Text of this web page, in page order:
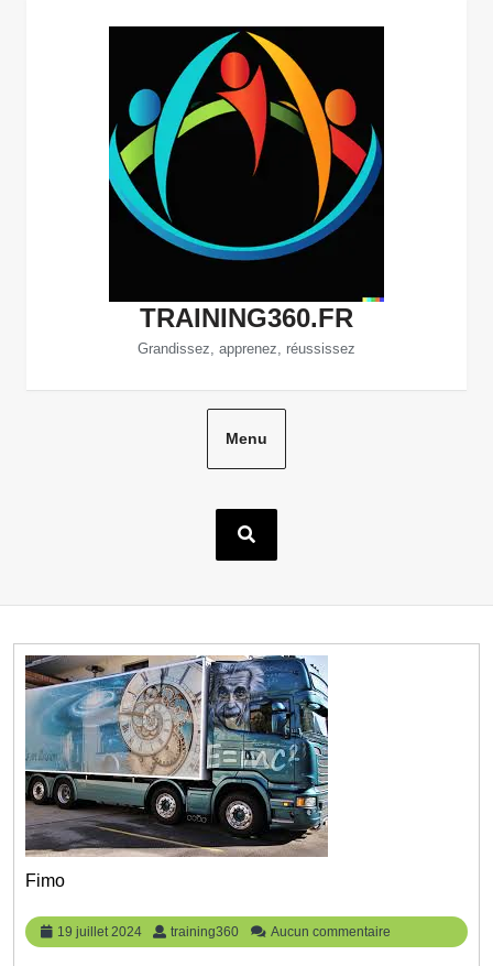
TRAINING360.FR
Grandissez, apprenez, réussissez
Menu
Fimo
19 juillet 2024
19
juillet
training360 training360
Aucun commentaire